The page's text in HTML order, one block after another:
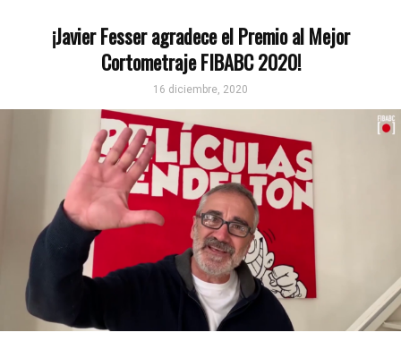
¡Javier Fesser agradece el Premio al Mejor
Cortometraje FIBABC 2020!
16 diciembre, 2020